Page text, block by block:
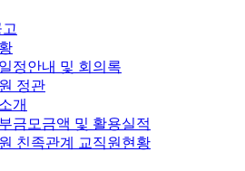
고
정안내 및 회의록
정관
개
금모금액 및 활용실적
친족관계 교직원현황